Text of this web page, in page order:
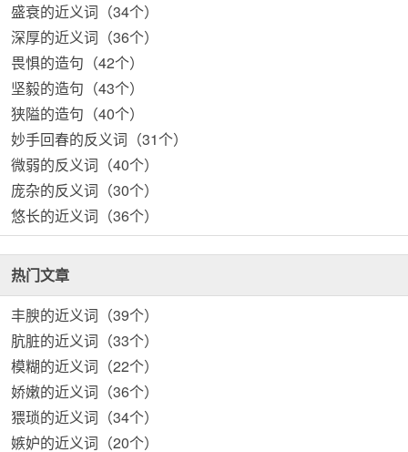
盛衰的近义词（34个）
深厚的近义词（36个）
畏惧的造句（42个）
坚毅的造句（43个）
狭隘的造句（40个）
妙手回春的反义词（31个）
微弱的反义词（40个）
庞杂的反义词（30个）
悠长的近义词（36个）
热门文章
丰腴的近义词（39个）
肮脏的近义词（33个）
模糊的近义词（22个）
娇嫩的近义词（36个）
猥琐的近义词（34个）
嫉妒的近义词（20个）